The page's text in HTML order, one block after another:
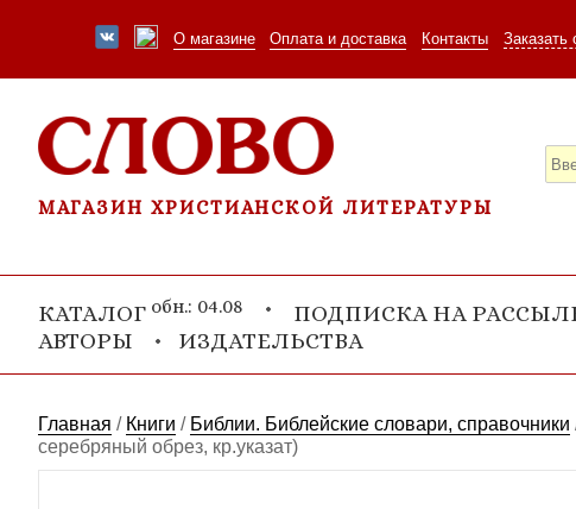
О магазине Оплата и доставка Контакты Заказать
МАГАЗИН ХРИСТИАНСКОЙ ЛИТЕРАТУРЫ
КАТАЛОГ обн.: 04.08 ПОДПИСКА НА
АВТОРЫ
ИЗДАТЕЛЬСТВА
Главная / Книги / Библии. Библейские словари, справочники
серебряный обрез, кр.указат)